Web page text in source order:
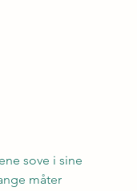
sove i sine
måter